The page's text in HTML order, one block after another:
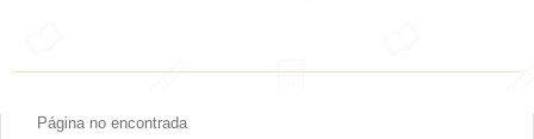
Vida Estudiantil
Página no encontrada